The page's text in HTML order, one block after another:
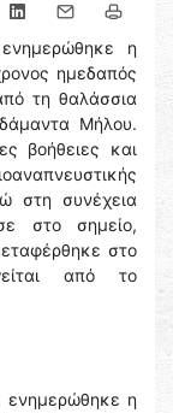
η
ημεδαπός
τη θαλάσσια
Μήλου.
βοήθειες και
στη συνέχεια
στο σημείο,
στο
από το
ενημερώθηκε η